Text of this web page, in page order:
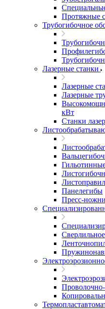
Протяжные
Трубогибочное
Лазерные станки
Лазерные
Лазерные
кВт
Станки
Панелегибы
Пресс-